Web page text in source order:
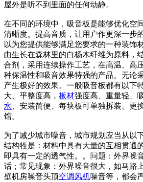
屋外是听不到里面的任何动静。
在不同的环境中，吸音板是能够优化空
清晰度。提高音质，让用户作更深一步
以为您提供能够满足您要求的一种装饰
由生长在森林里的白杨木纤维为原料，
合剂，采用连续操作工艺，在高温、高
种保温性和吸音效果特强的产品。无论
产生极好的效果。一般吸音板都有以下
大、平整度高， 板材强度高、重量轻、
水 、安装简便、每块板可单独拆装、更
馆。
为了减少城市噪音，城市规划应当从以
结构牲是：材料中具有大量的互相贯通
即具有一定的透气性。。问题：外界噪
话；常见现象：外界噪音很大，如马路
壁机房噪音头顶空调 风机噪音等，都会